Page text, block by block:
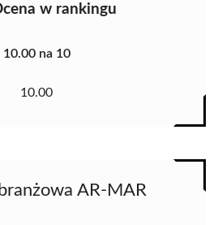
w rankingu
10.00 na 10
10.00
AR-MAR